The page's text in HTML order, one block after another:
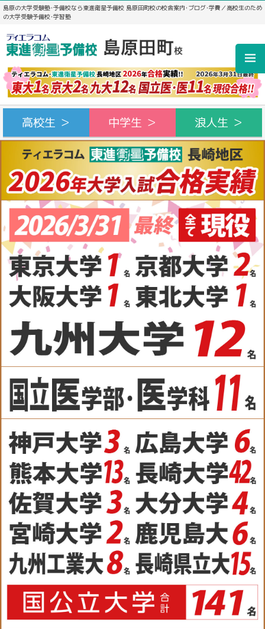
島原の大学受験塾･予備校なら東進衛星予備校 島原田町校の校舎案内･ブログ･学費／高校生のため
の大学受験予備校･学習塾
高校生 ＞ 中学生 ＞ 浪人生 ＞